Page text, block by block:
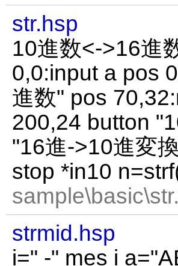
str.hsp
10進数<->16進
0,0:input a pos
進数" pos
200,24 button
"16進->10進変
stop *in10
strmid.hsp
i=" -" mes i